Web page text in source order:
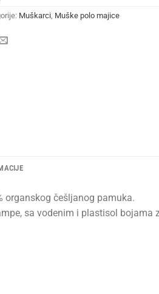
Muškarci Muške polo majice
organskog češljanog pamuka.
sa vodenim i plastisol bojama